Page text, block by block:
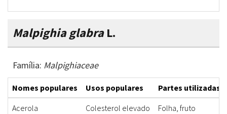
Malpighia glabraL.
Família: Malpighiaceae
Nomes populares Usos populares
Partes utilizadas
Acerola
Colesterol elevado
Folha, fruto